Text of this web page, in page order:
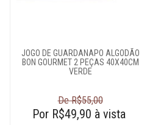
JOGO DE GUARDANAPO ALGODÃO
BON GOURMET 2 PEÇAS 40X40CM
VERDE
De R$55,00
Por R$49,90 à vista